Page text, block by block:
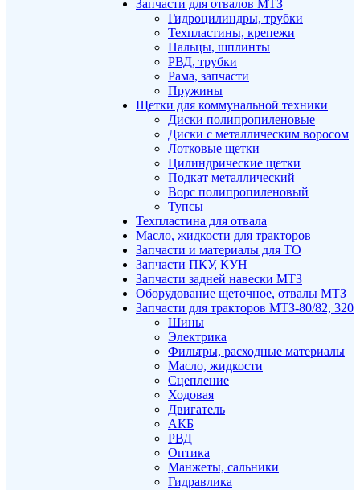
Запчасти для отвалов МТЗ
Гидроцилиндры, трубки
Техпластины, крепежи
Пальцы, шплинты
РВД, трубки
Рама, запчасти
Пружины
Щетки для коммунальной техники
Диски полипропиленовые
Диски с металлическим воросом
Лотковые щетки
Цилиндрические щетки
Подкат металлический
Ворс полипропиленовый
Тупсы
Техпластина для отвала
Масло, жидкости для тракторов
Запчасти и материалы для ТО
Запчасти ПКУ, КУН
Запчасти задней навески МТЗ
Оборудование щеточное, отвалы МТЗ
Запчасти для тракторов МТЗ-80/82, 320
Шины
Электрика
Фильтры, расходные материалы
Масло, жидкости
Сцепление
Ходовая
Двигатель
АКБ
РВД
Оптика
Манжеты, сальники
Гидравлика